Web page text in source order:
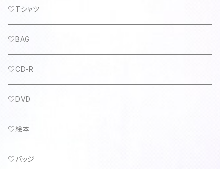
♡Tシャツ
♡BAG
♡CD-R
♡DVD
♡絵本
♡バッジ